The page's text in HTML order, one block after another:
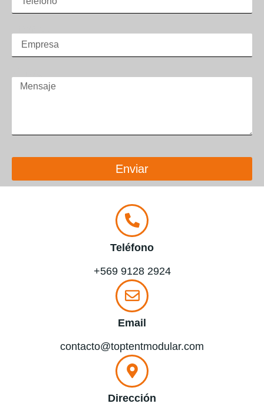
Enviar
Teléfono
+569 9128 2924
Email
contacto@toptentmodular.com
Dirección